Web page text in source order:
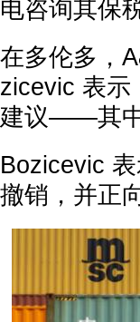
电咨询其保
在多伦多，
zicevic 表示
建议——其中
Bozicevic
撤销，并正